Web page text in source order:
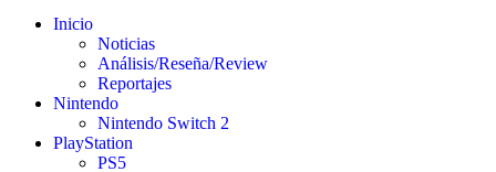
Inicio
Noticias
Análisis/Reseña/Review
Reportajes
Nintendo
Nintendo Switch 2
PlayStation
PS5